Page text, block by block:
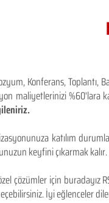
Konferans, Toplantı,
maliyetlerinizi %60'lara
katılım
keyfini çıkarmak
çözümler için buradayız
İyi eğlenceler